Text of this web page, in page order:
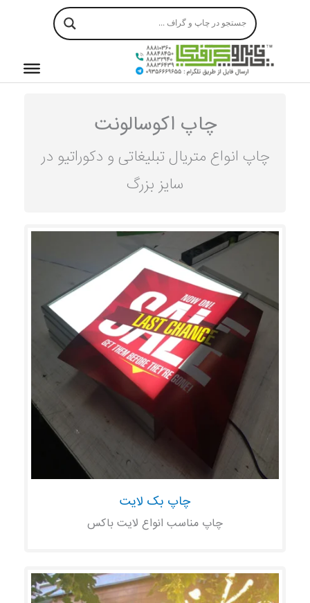
چاپ اکوسالونت
چاپ‌ انواع متریال تبلیغاتی و دکوراتیو در
سایز بزرگ
چاپ بک لایت
چاپ مناسب انواع لایت باکس